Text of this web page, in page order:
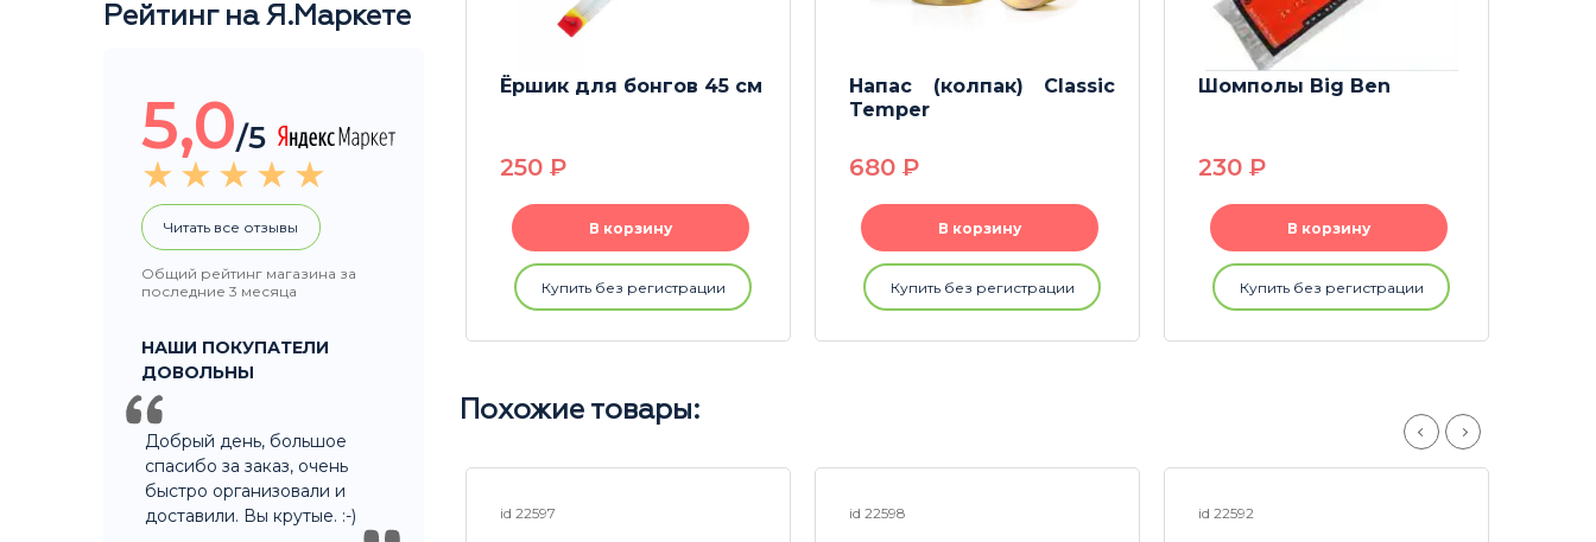
Рейтинг на Я.Маркете
5,0/5
Читать все отзывы
Общий рейтинг магазина за
последние 3 месяца
НАШИ ПОКУПАТЕЛИ
ДОВОЛЬНЫ
Добрый день, большое
спасибо за заказ, очень
быстро организовали и
доставили. Вы крутые. :-)
Rastashop Moscow
60mm
250P
В корзину
Купить без регистрации
Ёршик для бонгов 45 см
250 P
В корзину
Купить без регистрации
Напас (колпак) Classic
Temper
680 P
В корзину
Купить без регистрации
Шомполы Big Ben
230 P
В корзину
Купить без регистрации
Похожие товары:
id 22594 id 22597 id 22598 id 22592